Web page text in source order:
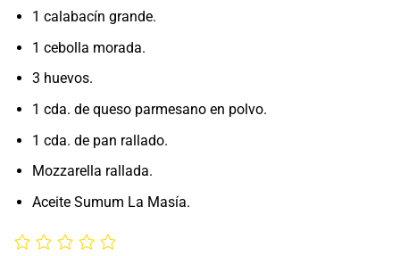
1 calabacín grande.
1 cebolla morada.
3 huevos.
1 cda. de queso parmesano en polvo.
1 cda. de pan rallado.
Mozzarella rallada.
Aceite Sumum La Masía.